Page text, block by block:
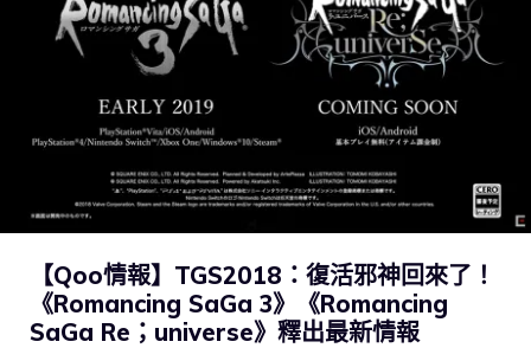
【Qoo情報】TGS2018：復活邪神回來了！
《Romancing SaGa 3》《Romancing
SaGa Re；universe》釋出最新情報